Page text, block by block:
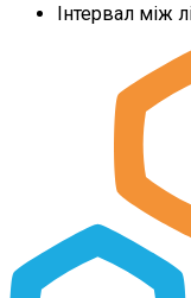
Інтервал між